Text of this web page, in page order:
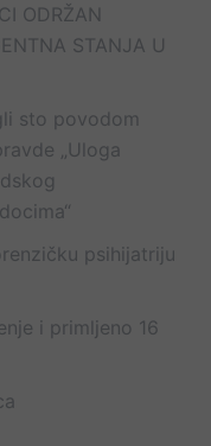
ODRŽAN
STANJA U
sto povodom
„Uloga
psihijatriju
i primljeno 16